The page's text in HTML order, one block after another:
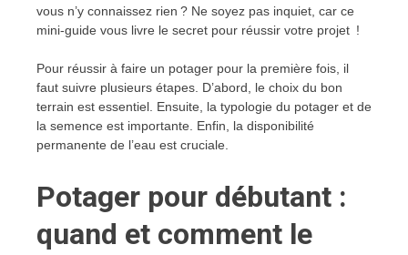
vous n’y connaissez rien ? Ne soyez pas inquiet, car ce
mini-guide vous livre le secret pour réussir votre projet !
Pour réussir à faire un potager pour la première fois, il
faut suivre plusieurs étapes. D’abord, le choix du bon
terrain est essentiel. Ensuite, la typologie du potager et de
la semence est importante. Enfin, la disponibilité
permanente de l’eau est cruciale.
Potager pour débutant :
quand et comment le